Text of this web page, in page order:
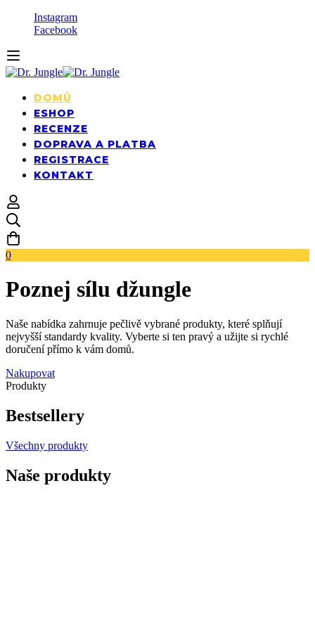
Instagram
Facebook
DOMŮ
ESHOP
RECENZE
DOPRAVA A PLATBA
REGISTRACE
KONTAKT
0
Poznej sílu džungle
Naše nabídka zahrnuje pečlivě vybrané produkty, které splňují
nejvyšší standardy kvality. Vyberte si ten pravý a užijte si rychlé
doručení přímo k vám domů.
Nakupovat
Produkty
Bestsellery
Všechny produkty
Naše produkty